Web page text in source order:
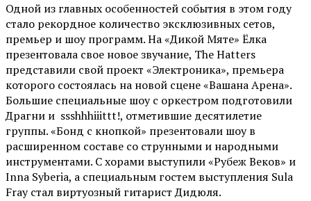
Одной из главных особенностей события в этом году
стало рекордное количество эксклюзивных сетов,
премьер и шоу программ. На «Дикой Мяте» Ёлка
презентовала свое новое звучание, The Hatters
представили свой проект «Электроника», премьера
которого состоялась на новой сцене «Вашана Арена».
Большие специальные шоу с оркестром подготовили
Драгни и ssshhhiiittt!, отметившие десятилетие
группы. «Бонд с кнопкой» презентовали шоу в
расширенном составе со струнными и народными
инструментами. С хорами выступили «Рубеж Веков» и
Inna Syberia, а специальным гостем выступления Sula
Fray стал виртуозный гитарист Дидюля.